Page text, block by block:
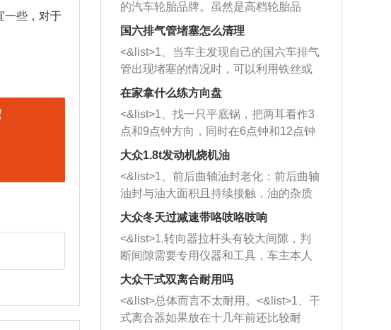
一些，对于
的汽车轮胎品牌。虽然是高档轮胎品
牌，但是中高低端的轮胎都有生产，这
也是为了更好的开拓市场。
国六排气管堵塞怎么清理
<&list>1、当车主发现自己的国六车排气
管出现堵塞的情况时，可以利用铁丝或
者是细棍，直接将杂物给取出来，如果
堵塞情况比较严重，也可以采取应急措
施。 <&list>2、直接利用木棍将所有的
杂物推到排气管里面的位置处，然后将
三元催化器拆解开，就可以将堵塞的东
西取出来。但如果是因为积碳过多引起
的堵塞，就需要将三元催化器泡在草酸
洗剂对堵塞的情况得到解决，将清洗剂
放在燃油箱中，与燃油混合后，车辆启
动时，就可以和汽油一起进入到燃烧
室，最后形成废气排出，就可以让三元
催化器得到清洗，排气管堵塞的情况就
能够得到解决。
在家拿什么练方向盘
<&list>1、找一只平底锅，把两耳看作3
点和9点钟方向，同时在6点钟和12点钟
方向做一个标记。 <&list>2、双手握住
一圈半的练习，往右同样也要打相同的
圈数。 <&list>3、最后强调要反复练
习，这样就可以形成肌肉记忆，在真实
驾驶车辆时，不需要记忆也能打好方
向。
大众1.8t发动机烧机油
<&list>1、前后曲轴油封老化：前后曲轴
油封与油大面积且持续接触，油的杂质
和发动机内持续温度变化使其密封效果
逐渐减弱，导致渗油或漏油。<&list>2、
活塞间隙过大：积碳会使活塞环与缸体
的间隙扩大，导致机油流入燃烧室中，
造成烧机油。<&list>3、机油粘度。使用
机油粘度过小的话，同样会有烧机油现
象，机油粘度过小具有很好的流动性，
大众冬天过减速带咯吱咯吱响
<&list>1.转向器拉杆头有较大间隙，判
断间隙需要专用仪器和工具，车主本人
无法制作，需要将车辆送到修理厂或4s
店；<&list>2.车辆半轴套管防尘罩破
裂，破裂后会出现漏油现象，使半轴磨
损严重，磨损的半轴容易损坏，产生异
大众干式双离合耐用吗
<&list>总体而言不太耐用。<&list>1、干
式离合器如果放在十几年前还比较耐